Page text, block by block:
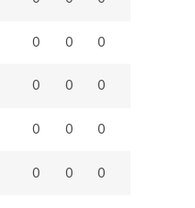
0 0 0
0 0 0
0 0 0
0 0 0